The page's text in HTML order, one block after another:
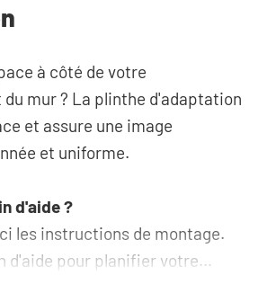
à côté de votre
du mur ? La plinthe d'adaptation
et assure une image
et uniforme.
d'aide ?
les instructions de montage.
d'aide pour planifier votre